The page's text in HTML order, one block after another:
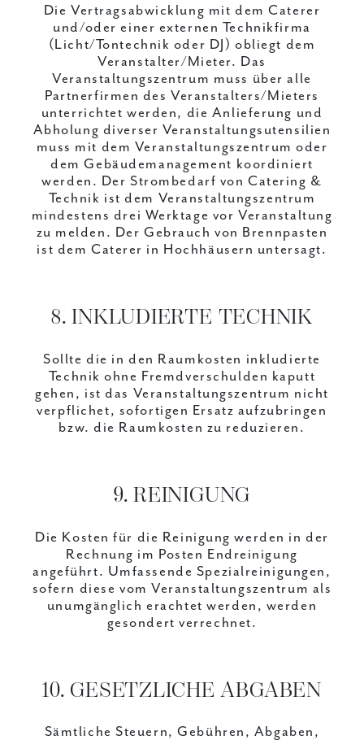
Die Vertragsabwicklung mit dem Caterer
und/oder einer externen Technikfirma
(Licht/Tontechnik oder DJ) obliegt dem
Veranstalter/Mieter. Das
Veranstaltungszentrum muss über alle
Partnerfirmen des Veranstalters/Mieters
unterrichtet werden, die Anlieferung und
Abholung diverser Veranstaltungsutensilien
muss mit dem Veranstaltungszentrum oder
dem Gebäudemanagement koordiniert
werden. Der Strombedarf von Catering &
Technik ist dem Veranstaltungszentrum
mindestens drei Werktage vor Veranstaltung
zu melden. Der Gebrauch von Brennpasten
ist dem Caterer in Hochhäusern untersagt.
8. INKLUDIERTE TECHNIK
Sollte die in den Raumkosten inkludierte
Technik ohne Fremdverschulden kaputt
gehen, ist das Veranstaltungszentrum nicht
verpflichet, sofortigen Ersatz aufzubringen
bzw. die Raumkosten zu reduzieren.
9. REINIGUNG
Die Kosten für die Reinigung werden in der
Rechnung im Posten Endreinigung
angeführt. Umfassende Spezialreinigungen,
sofern diese vom Veranstaltungszentrum als
unumgänglich erachtet werden, werden
gesondert verrechnet.
10. GESETZLICHE ABGABEN
Sämtliche Steuern, Gebühren, Abgaben,